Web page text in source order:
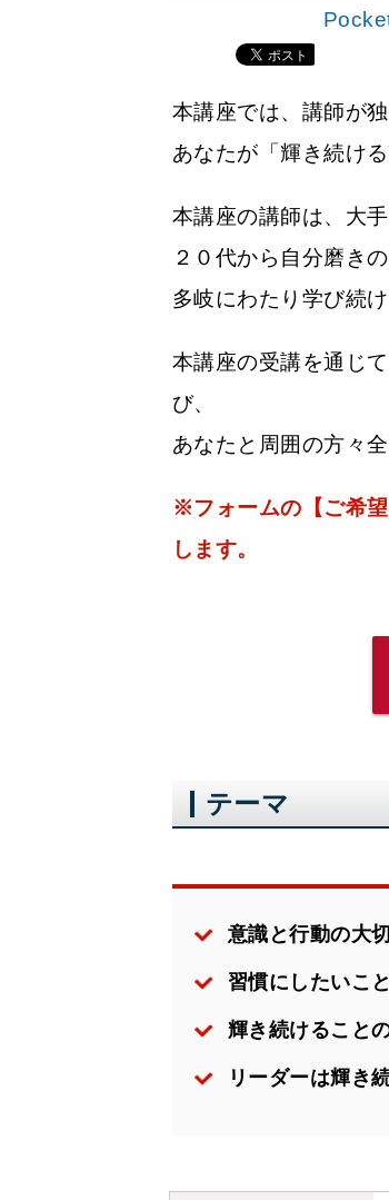
本講座では、講師が
あなたが「輝き続け
本講座の講師は、大
２０代から自分磨き
多岐にわたり学び続け
本講座の受講を通じ
び、
あなたと周囲の方々
※フォームの【ご希
します。
テーマ
意識と行動の大
習慣にしたいこと
輝き続けること
リーダーは輝き